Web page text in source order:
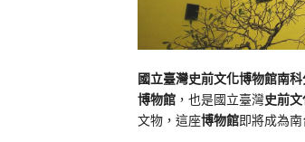
國立臺灣史前文化博物館南
博物館 ，也是國立臺灣史前
文物，這座博物館即將成為